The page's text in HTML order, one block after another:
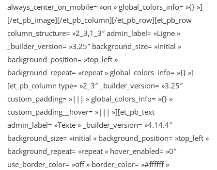
always_center_on_mobile= »on » global_colors_info= »{} »]
[/et_pb_image][/et_pb_column][/et_pb_row][et_pb_row
column_structure= »2_3,1_3″ admin_label= »Ligne »
_builder_version= »3.25″ background_size= »initial »
background_position= »top_left »
background_repeat= »repeat » global_colors_info= »{} »]
[et_pb_column type= »2_3″ _builder_version= »3.25″
custom_padding= »||| » global_colors_info= »{} »
custom_padding__hover= »||| »][et_pb_text
admin_label= »Texte » _builder_version= »4.14.4″
background_size= »initial » background_position= »top_left »
background_repeat= »repeat » hover_enabled= »0″
use_border_color= »off » border_color= »#ffffff »